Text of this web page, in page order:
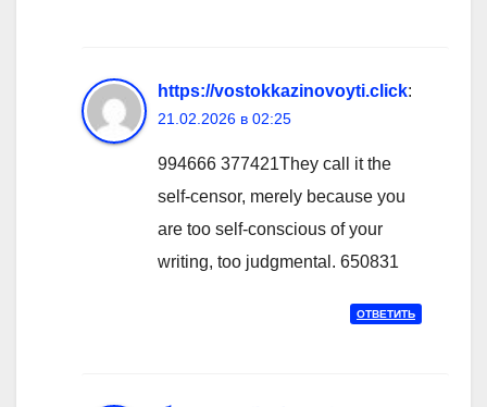
https://vostokkazinovoyti.click:
21.02.2026 в 02:25
994666 377421They call it the
self-censor, merely because you
are too self-conscious of your
writing, too judgmental. 650831
ОТВЕТИТЬ